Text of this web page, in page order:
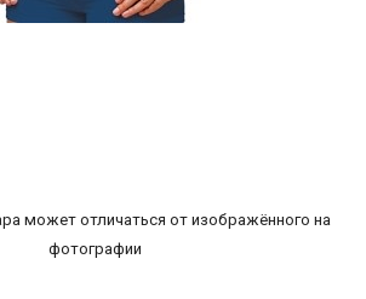
может отличаться от изображённого на
фотографии